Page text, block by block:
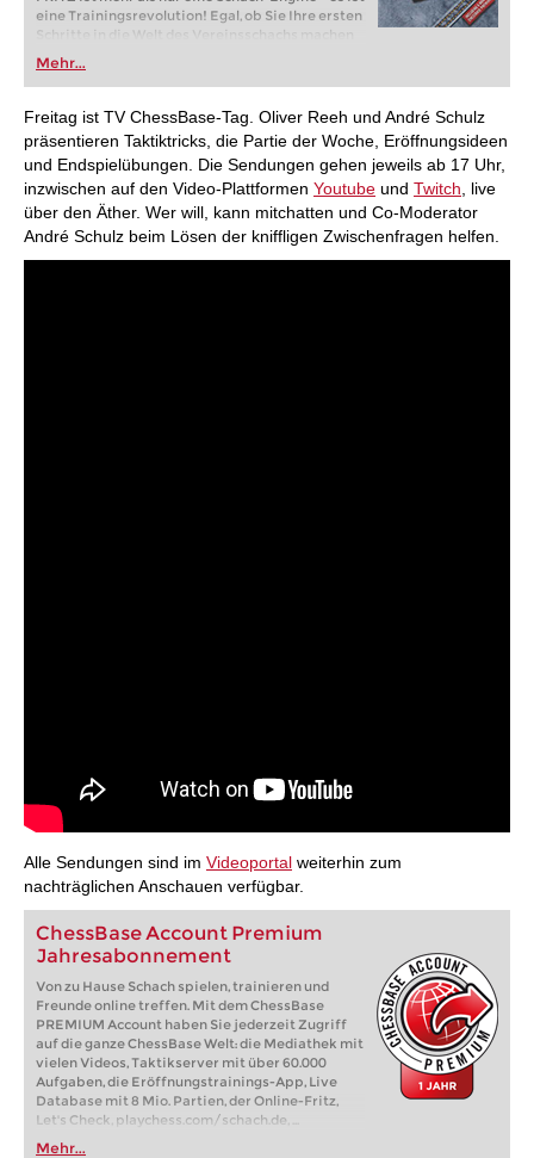
eine Trainingsrevolution! Egal, ob Sie Ihre ersten
Schritte in die Welt des Vereinsschachs machen
oder bereits auf Turnierniveau spielen: Mit
FRITZ trainieren Sie effizienter, intelligenter und
individueller als je zuvor.
Mehr...
Freitag ist TV ChessBase-Tag. Oliver Reeh und André Schulz
präsentieren Taktiktricks, die Partie der Woche, Eröffnungsideen
und Endspielübungen. Die Sendungen gehen jeweils ab 17 Uhr,
inzwischen auf den Video-Plattformen Youtube und Twitch , live
über den Äther. Wer will, kann mitchatten und Co-Moderator
André Schulz beim Lösen der kniffligen Zwischenfragen helfen.
Alle Sendungen sind im Videoportal weiterhin zum
nachträglichen Anschauen verfügbar.
ChessBase Account Premium
Jahresabonnement
Von zu Hause Schach spielen, trainieren und
Freunde online treffen. Mit dem ChessBase
PREMIUM Account haben Sie jederzeit Zugriff
auf die ganze ChessBase Welt: die Mediathek mit
vielen Videos, Taktikserver mit über 60.000
Aufgaben, die Eröffnungstrainings-App, Live
Database mit 8 Mio. Partien, der Online-Fritz,
Let's Check, playchess.com/schach.de, ...
Mehr...